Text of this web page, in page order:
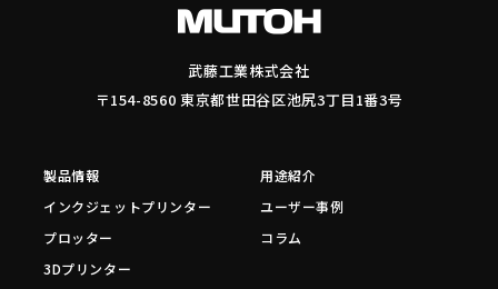
武藤工業株式会社
〒154-8560 東京都世田谷区池尻3丁目1番3号
製品情報
インクジェットプリンター
プロッター
3Dプリンター
用途紹介
ユーザー事例
コラム